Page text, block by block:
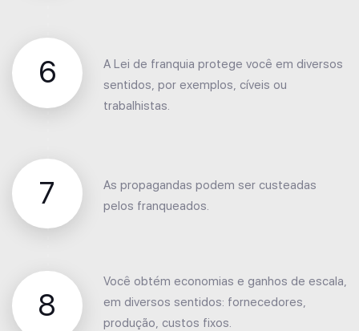
6
A Lei de franquia protege você em diversos
sentidos, por exemplos, cíveis ou
trabalhistas.
7
As propagandas podem ser custeadas
pelos franqueados.
8
Você obtém economias e ganhos de escala,
em diversos sentidos: fornecedores,
produção, custos fixos.